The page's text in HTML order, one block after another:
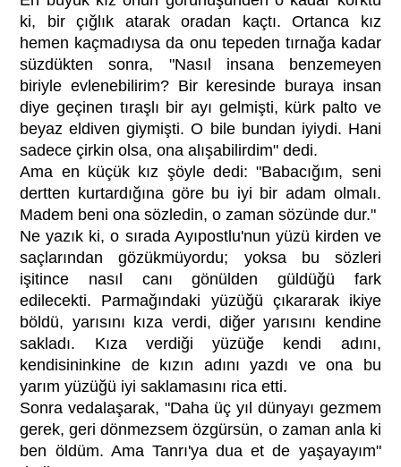
ki, bir çığlık atarak oradan kaçtı. Ortanca kız
hemen kaçmadıysa da onu tepeden tırnağa kadar
süzdükten sonra, "Nasıl insana benzemeyen
biriyle evlenebilirim? Bir keresinde buraya insan
diye geçinen tıraşlı bir ayı gelmişti, kürk palto ve
beyaz eldiven giymişti. O bile bundan iyiydi. Hani
sadece çirkin olsa, ona alışabilirdim" dedi.
Ama en küçük kız şöyle dedi: "Babacığım, seni
dertten kurtardığına göre bu iyi bir adam olmalı.
Madem beni ona sözledin, o zaman sözünde dur."
Ne yazık ki, o sırada Ayıpostlu'nun yüzü kirden ve
saçlarından gözükmüyordu; yoksa bu sözleri
işitince nasıl canı gönülden güldüğü fark
edilecekti. Parmağındaki yüzüğü çıkararak ikiye
böldü, yarısını kıza verdi, diğer yarısını kendine
sakladı. Kıza verdiği yüzüğe kendi adını,
kendisininkine de kızın adını yazdı ve ona bu
yarım yüzüğü iyi saklamasını rica etti.
Sonra vedalaşarak, "Daha üç yıl dünyayı gezmem
gerek, geri dönmezsem özgürsün, o zaman anla ki
ben öldüm. Ama Tanrı'ya dua et de yaşayayım"